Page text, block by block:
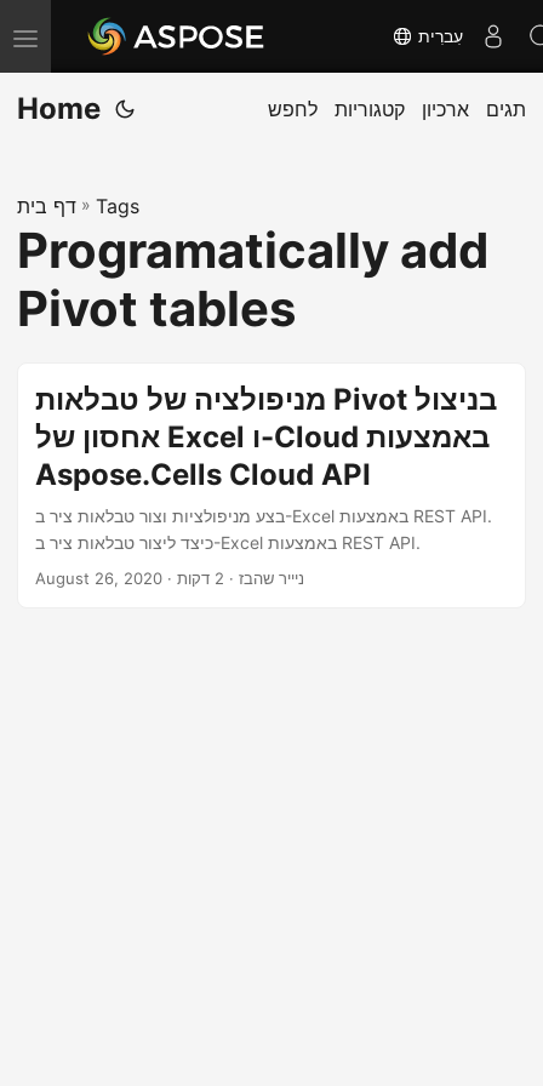
T
o
g
e
n
v
a
o
n
עִברִית
Home לחפש קטגוריות ארכיון תגים
דף בית » Tags
Programatically add
Pivot tables
מניפולציה של טבלאות Pivot בניצול
אחסון של Excel ו-Cloud באמצעות
Aspose.Cells Cloud API
בצע מניפולציות וצור טבלאות ציר ב-Excel באמצעות REST API.
כיצד ליצור טבלאות ציר ב-Excel באמצעות REST API.
August 26, 2020 · ניייר שהבז · 2 דקות